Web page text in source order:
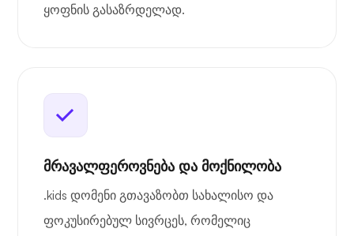
ყოფნის გასაზრდელად.
მრავალფეროვნება და მოქნილობა
.kids დომენი გთავაზობთ სახალისო და
ფოკუსირებულ სივრცეს, რომელიც